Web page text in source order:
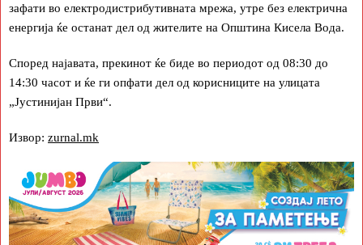
зафати во електродистрибутивната мрежа, утре без електрична
енергија ќе останат дел од жителите на Општина Кисела Вода.
Според најавата, прекинот ќе биде во периодот од 08:30 до
14:30 часот и ќе ги опфати дел од корисниците на улицата
„Јустинијан Први“.
Извор: zurnal.mk